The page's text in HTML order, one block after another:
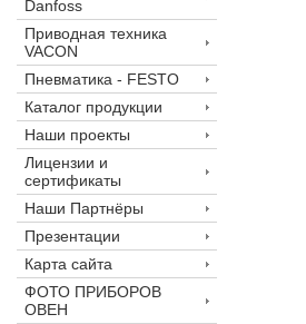
Danfoss
Приводная техника
VACON
Пневматика - FESTO
Каталог продукции
Наши проекты
Лицензии и
сертификаты
Наши Партнёры
Презентации
Карта сайта
ФОТО ПРИБОРОВ
ОВЕН